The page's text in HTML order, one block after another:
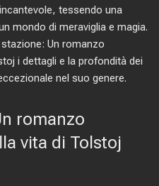
tessendo una
mondo di meraviglia e magia.
stazione: Un romanzo
i dettagli e la profondità dei
nel suo genere.
romanzo
vita di Tolstoj